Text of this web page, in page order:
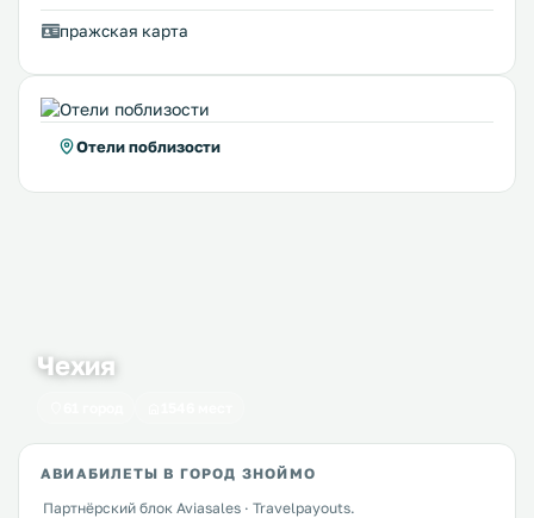
пражская карта
Отели поблизости
Чехия
АВИАБИЛЕТЫ В ГОРОД ЗНОЙМО
Партнёрский блок Aviasales · Travelpayouts.